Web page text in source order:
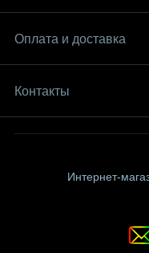
Оплата и доставка
Контакты
Интернет-